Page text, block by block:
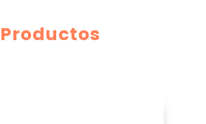
Productos